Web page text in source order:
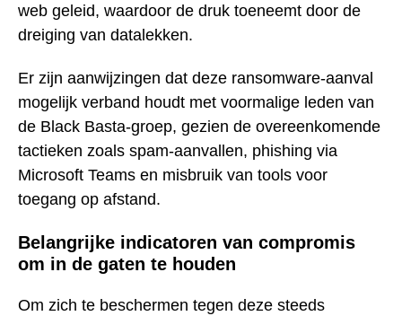
web geleid, waardoor de druk toeneemt door de
dreiging van datalekken.
Er zijn aanwijzingen dat deze ransomware-aanval
mogelijk verband houdt met voormalige leden van
de Black Basta-groep, gezien de overeenkomende
tactieken zoals spam-aanvallen, phishing via
Microsoft Teams en misbruik van tools voor
toegang op afstand.
Belangrijke indicatoren van compromis
om in de gaten te houden
Om zich te beschermen tegen deze steeds